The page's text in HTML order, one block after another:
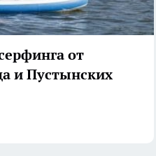
от
и Пустынских